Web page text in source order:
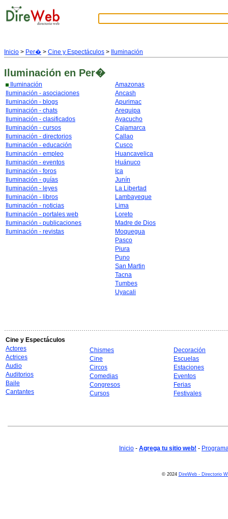
Inicio > Per� > Cine y Espectáculos > Iluminación
Iluminación en Per�
Iluminación
Iluminación - asociaciones
Iluminación - blogs
Iluminación - chats
Iluminación - clasificados
Iluminación - cursos
Iluminación - directorios
Iluminación - educación
Iluminación - empleo
Iluminación - eventos
Iluminación - foros
Iluminación - guías
Iluminación - leyes
Iluminación - libros
Iluminación - noticias
Iluminación - portales web
Iluminación - publicaciones
Iluminación - revistas
Amazonas
Ancash
Apurimac
Arequipa
Ayacucho
Cajamarca
Callao
Cusco
Huancavelica
Huánuco
Ica
Junín
La Libertad
Lambayeque
Lima
Loreto
Madre de Dios
Moquegua
Pasco
Piura
Puno
San Martin
Tacna
Tumbes
Uyacali
Cine y Espectáculos
Actores
Actrices
Audio
Auditorios
Baile
Cantantes
Chismes
Cine
Circos
Comedias
Congresos
Cursos
Decoración
Escuelas
Estaciones
Eventos
Ferias
Festivales
Inicio - Agrega tu sitio web! -
© 2024 DireWeb - Directorio